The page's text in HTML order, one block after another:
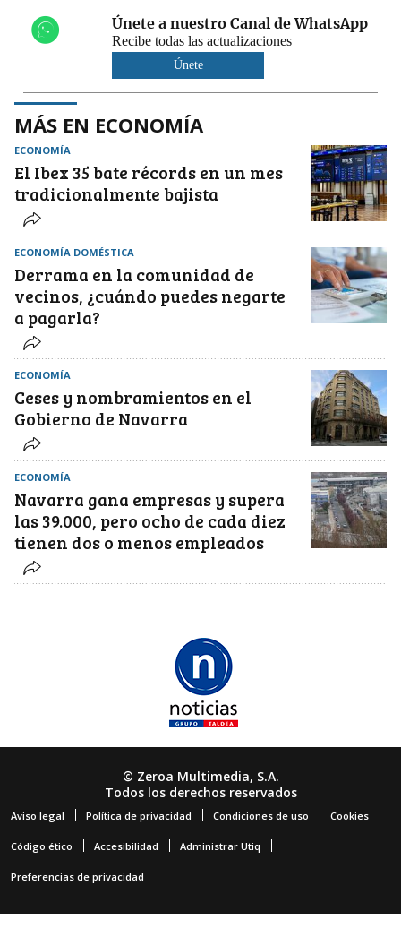
agricultura ecológica
Únete a nuestro Canal de WhatsApp
Recibe todas las actualizaciones
Únete
MÁS EN ECONOMÍA
ECONOMÍA
El Ibex 35 bate récords en un mes
tradicionalmente bajista
ECONOMÍA DOMÉSTICA
Derrama en la comunidad de
vecinos, ¿cuándo puedes negarte
a pagarla?
ECONOMÍA
Ceses y nombramientos en el
Gobierno de Navarra
ECONOMÍA
Navarra gana empresas y supera
las 39.000, pero ocho de cada diez
tienen dos o menos empleados
© Zeroa Multimedia, S.A.
Todos los derechos reservados
Aviso legal Política de privacidad Condiciones de uso Cookies
Código ético Accesibilidad Administrar Utiq
Preferencias de privacidad